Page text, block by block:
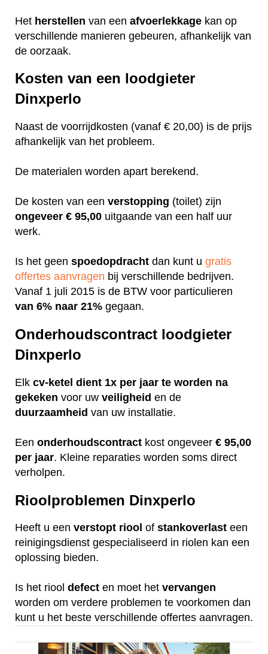
Het herstellen van een afvoerlekkage kan op
verschillende manieren gebeuren, afhankelijk van
de oorzaak.
Kosten van een loodgieter
Dinxperlo
Naast de voorrijdkosten (vanaf € 20,00) is de prijs
afhankelijk van het probleem.
De materialen worden apart berekend.
De kosten van een verstopping (toilet) zijn
ongeveer € 95,00 uitgaande van een half uur
werk.
Is het geen spoedopdracht dan kunt u gratis
offertes aanvragen bij verschillende bedrijven.
Vanaf 1 juli 2015 is de BTW voor particulieren
van 6% naar 21% gegaan.
Onderhoudscontract loodgieter
Dinxperlo
Elk cv-ketel dient 1x per jaar te worden na
gekeken voor uw veiligheid en de
duurzaamheid van uw installatie.
Een onderhoudscontract kost ongeveer € 95,00
per jaar. Kleine reparaties worden soms direct
verholpen.
Rioolproblemen Dinxperlo
Heeft u een verstopt riool of stankoverlast een
reinigingsdienst gespecialiseerd in riolen kan een
oplossing bieden.
Is het riool defect en moet het vervangen
worden om verdere problemen te voorkomen dan
kunt u het beste verschillende offertes aanvragen.